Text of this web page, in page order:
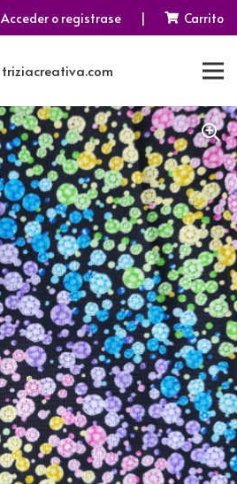
Acceder o registrase | Carrito
triziacreativa.com